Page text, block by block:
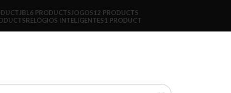
JBL6 PRODUCTSJOGOS12 PRODUCTS
RELÓGIOS INTELIGENTES1 PRODUCT